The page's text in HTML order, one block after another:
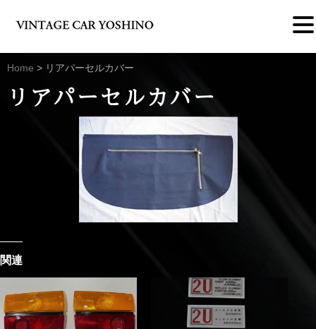
Home > リアパーセルカバー
リアパーセルカバー
関連